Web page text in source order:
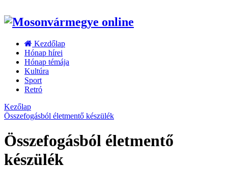
Kezdőlap
Hónap hírei
Hónap témája
Kultúra
Sport
Retró
Kezőlap
Összefogásból életmentő készülék
Összefogásból életmentő
készülék